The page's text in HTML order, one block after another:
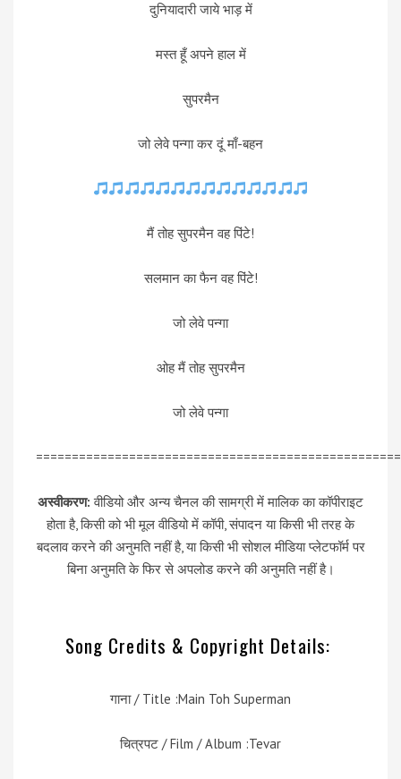
दुनियादारी जाये भाड़ में
मस्त हूँ अपने हाल में
सुपरमैन
जो लेवे पन्गा कर दूं माँ-बहन
मैं तोह सुपरमैन वह पिंटे!
सलमान का फैन वह पिंटे!
जो लेवे पन्गा
ओह मैं तोह सुपरमैन
जो लेवे पन्गा
अस्वीकरण: वीडियो और अन्य चैनल की सामग्री में मालिक का कॉपीराइट
होता है, किसी को भी मूल वीडियो में कॉपी, संपादन या किसी भी तरह के
बदलाव करने की अनुमति नहीं है, या किसी भी सोशल मीडिया प्लेटफॉर्म पर
बिना अनुमति के फिर से अपलोड करने की अनुमति नहीं है।
Song Credits & Copyright Details:
गाना / Title :Main Toh Superman
चित्रपट / Film / Album :Tevar